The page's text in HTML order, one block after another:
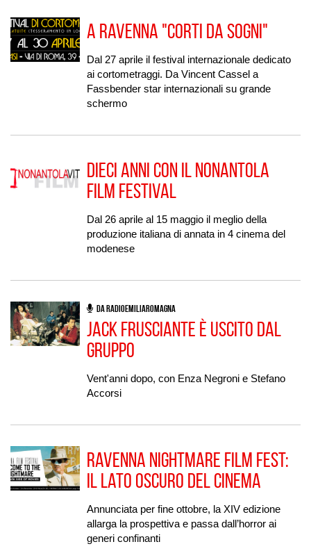
A Ravenna "Corti da Sogni"
Dal 27 aprile il festival internazionale dedicato
ai cortometraggi. Da Vincent Cassel a
Fassbender star internazionali su grande
schermo
Dieci anni con il Nonantola
Film Festival
Dal 26 aprile al 15 maggio il meglio della
produzione italiana di annata in 4 cinema del
modenese
DA RADIOEMILIAROMAGNA
Jack Frusciante è uscito dal
gruppo
Vent'anni dopo, con Enza Negroni e Stefano
Accorsi
Ravenna Nightmare Film Fest:
il lato oscuro del cinema
Annunciata per fine ottobre, la XIV edizione
allarga la prospettiva e passa dall’horror ai
generi confinanti